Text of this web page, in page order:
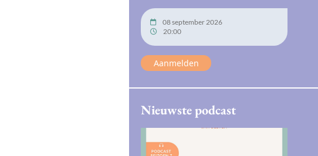
08 september 2026
20:00
Aanmelden
Nieuwste podcast